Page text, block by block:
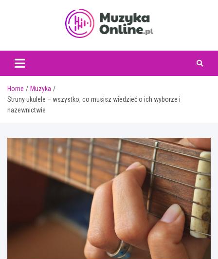
muzykaonline.pl
Home
Muzyka
Struny ukulele – wszystko, co musisz wiedzieć o ich wyborze i
nazewnictwie